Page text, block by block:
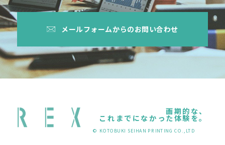
メールフォームからのお問い合わせ
画期的な、
これまでになかった体験を。
© KOTOBUKI SEIHAN PRINTING CO.,LTD